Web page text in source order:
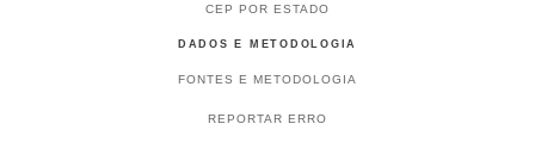
CEP POR ESTADO
DADOS E METODOLOGIA
FONTES E METODOLOGIA
REPORTAR ERRO